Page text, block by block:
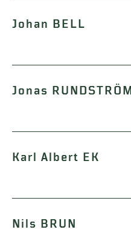
Johan BELL
Jonas RUNDSTRÖM
Karl Albert EK
Nils BRUN